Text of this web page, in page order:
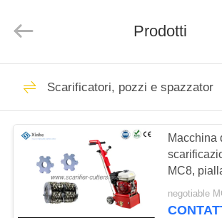
CASA.
PRODOTTI
VIDEO
Co.,
Reserved.
Taglierine dello
scarificatore
Prodotti
Scarificatori, pozzi e spazzatori
Macchina
MC8,
lunga vita
negotiable